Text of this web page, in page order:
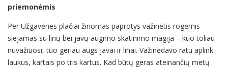
priemonėmis
Per Užgavėnes plačiai žinomas paprotys važinėtis rogėmis
siejamas su linų bei javų augimo skatinimo magija – kuo toliau
nuvažiuosi, tuo geriau augs javai ir linai. Važinėdavo ratu aplink
laukus, kartais po tris kartus. Kad būtų geras ateinančių metų